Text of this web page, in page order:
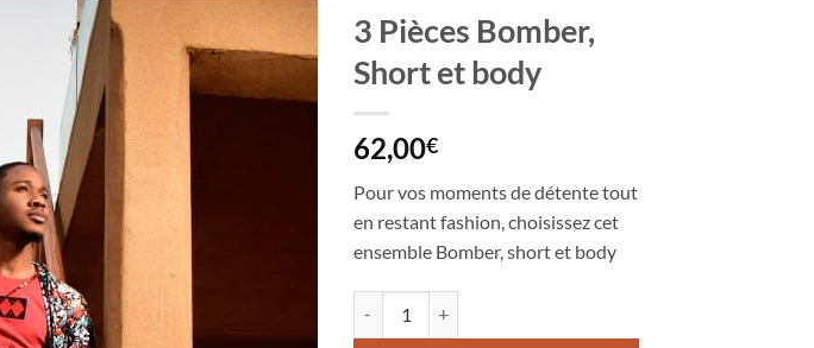
3 Pièces Bomber,
Short et body
62,00€
Pour vos moments de détente tout
en restant fashion, choisissez cet
ensemble Bomber, short et body